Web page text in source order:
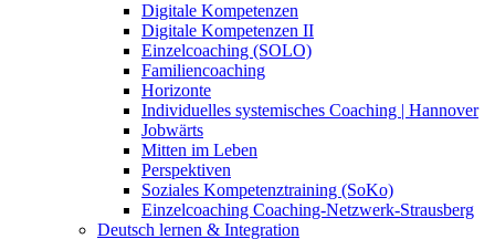
Digitale Kompetenzen
Digitale Kompetenzen II
Einzelcoaching (SOLO)
Familiencoaching
Horizonte
Individuelles systemisches Coaching | Hannover
Jobwärts
Mitten im Leben
Perspektiven
Soziales Kompetenztraining (SoKo)
Einzelcoaching Coaching-Netzwerk-Strausberg
Deutsch lernen & Integration